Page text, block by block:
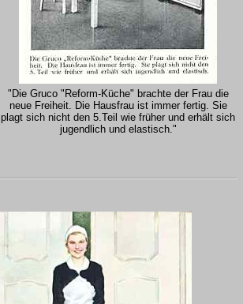
"Die Gruco "Reform-Küche" brachte der Frau die
neue Freiheit. Die Hausfrau ist immer fertig. Sie
plagt sich nicht den 5.Teil wie früher und erhält sich
jugendlich und elastisch."